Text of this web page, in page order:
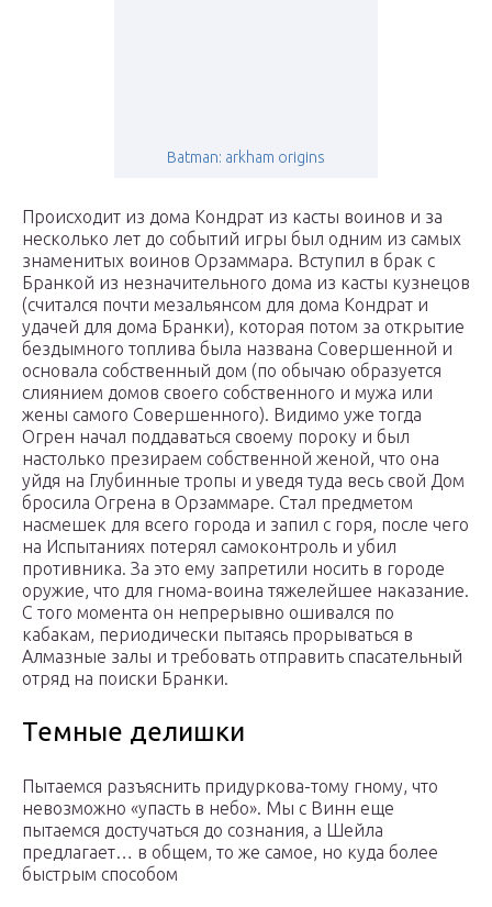
Batman: arkham origins
Происходит из дома Кондрат из касты воинов и за
несколько лет до событий игры был одним из самых
знаменитых воинов Орзаммара. Вступил в брак с
Бранкой из незначительного дома из касты кузнецов
(считался почти мезальянсом для дома Кондрат и
удачей для дома Бранки), которая потом за открытие
бездымного топлива была названа Совершенной и
основала собственный дом (по обычаю образуется
слиянием домов своего собственного и мужа или
жены самого Совершенного). Видимо уже тогда
Огрен начал поддаваться своему пороку и был
настолько презираем собственной женой, что она
уйдя на Глубинные тропы и уведя туда весь свой Дом
бросила Огрена в Орзаммаре. Стал предметом
насмешек для всего города и запил с горя, после чего
на Испытаниях потерял самоконтроль и убил
противника. За это ему запретили носить в городе
оружие, что для гнома-воина тяжелейшее наказание.
С того момента он непрерывно ошивался по
кабакам, периодически пытаясь прорываться в
Алмазные залы и требовать отправить спасательный
отряд на поиски Бранки.
Темные делишки
Пытаемся разъяснить придуркова-тому гному, что
невозможно «упасть в небо». Мы с Винн еще
пытаемся достучаться до сознания, а Шейла
предлагает… в общем, то же самое, но куда более
быстрым способом